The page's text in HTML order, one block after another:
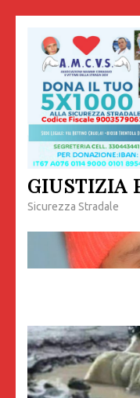
contenuto
(premi
invio)
GIUSTIZIA
Sicurezza Stradale